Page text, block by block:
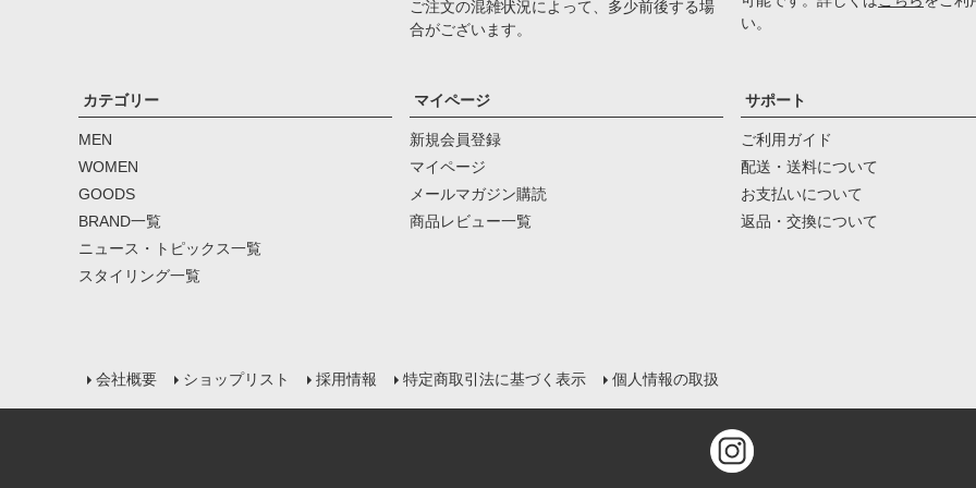
ご注文の混雑状況によって、多少前後する場
合がございます。
い。
カテゴリー
MEN
WOMEN
GOODS
BRAND一覧
ニュース・トピックス一覧
スタイリング一覧
マイページ
新規会員登録
マイページ
メールマガジン購読
商品レビュー一覧
サポート
ご利用ガイド
配送・送料について
お支払いについて
返品・交換について
会社概要 ショップリスト 採用情報 特定商取引法に基づく表示 個人情報の取扱